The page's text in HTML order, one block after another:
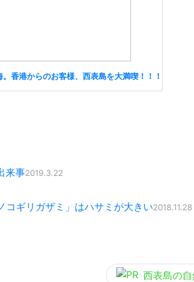
香港からのお客様、西表島を大満喫！！！
来事2019.3.22
コギリガザミ」はハサミが大きい2018.11.28
西表島の